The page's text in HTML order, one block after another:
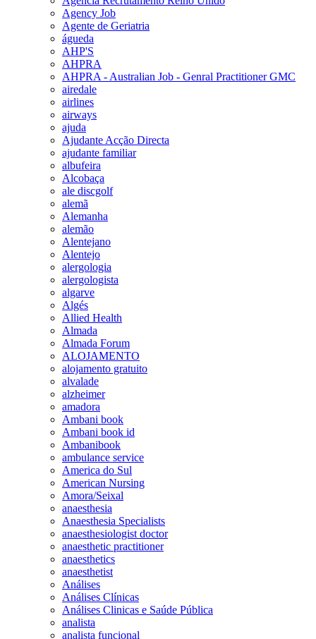
Agency Job
Agente de Geriatria
águeda
AHP'S
AHPRA
AHPRA - Australian Job - Genral Practitioner GMC
airedale
airlines
airways
ajuda
Ajudante Acção Directa
ajudante familiar
albufeira
Alcobaça
ale discgolf
alemã
Alemanha
alemão
Alentejano
Alentejo
alergologia
alergologista
algarve
Algés
Allied Health
Almada
Almada Forum
ALOJAMENTO
alojamento gratuito
alvalade
alzheimer
amadora
Ambani book
Ambani book id
Ambanibook
ambulance service
America do Sul
American Nursing
Amora/Seixal
anaesthesia
Anaesthesia Specialists
anaesthesiologist doctor
anaesthetic practitioner
anaesthetics
anaesthetist
Análises
Análises Clínicas
Análises Clinicas e Saúde Pública
analista
analista funcional